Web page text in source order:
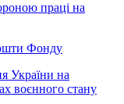
праці на
Фонду
України на
воєнного стану